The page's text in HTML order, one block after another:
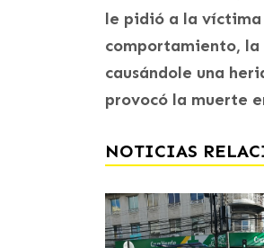
le pidió a la víctima
comportamiento,
causándole una
provocó la muerte
NOTICIAS